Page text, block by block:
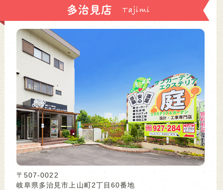
多治見店
〒507-0022
岐阜県多治見市上山町2丁目60番地